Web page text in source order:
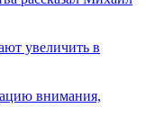
увеличить в
внимания,